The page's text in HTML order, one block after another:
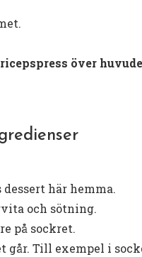
över
här hemma.
och sötning.
på sockret.
går. Till exempel i